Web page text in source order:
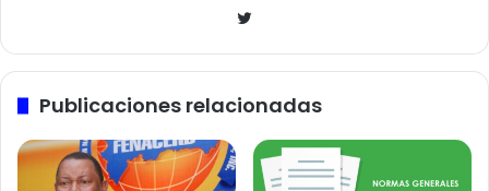
Twitter
Publicaciones relacionadas